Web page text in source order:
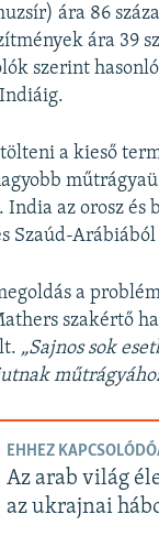
ára 86
ára 39
szerint
a kieső
az orosz
Szaúd-
a
szakértő
„Sajnos sok
EHHEZ
Az arab világ
az ukrajnai